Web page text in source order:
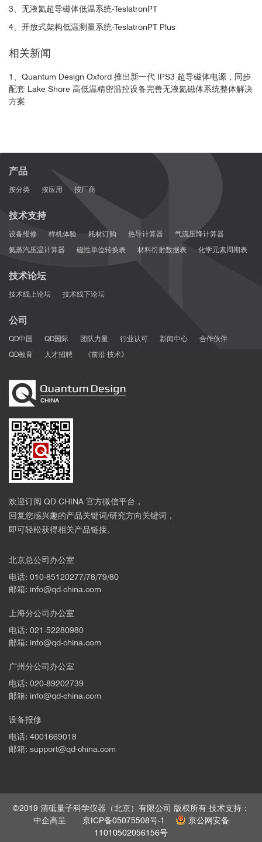
19. Kim, Minsoo, et al. "Tuning Locality of Pair Coherence in
(2015): 8715.
20. Dufouleur, J., et al. "Weakly-coupled quasi-1D helical modes
Reports 7 (2017): 45276.
21. Yoon, Hojin, et al. "Axion haloscope using an 18 T high
temperature superconducting magnet."Physical Review D 106.9
moment."Physical Review A 83.5 (2011): 052122.
3、无液氦超导磁体低温系统-TeslatronPT
4、开放式架构低温测量系统-TeslatronPT Plus
相关新闻
1、Quantum Design Oxford 推出新一代 IPS3 超导磁体电源，同步
配套 Lake Shore 高低温精密温控设备完善无液氦磁体系统整体解决
方案
产品
按分类 按应用 按厂商
技术支持
设备维修 样机体验 耗材订购 热导计算器
气流压降计算器
氦蒸汽压温计算器
磁性单位转换表 材料衍射数据表 化学元素周期表
技术论坛
技术线上论坛 技术线下论坛
公司
QD中国 QD国际 团队力量 行业认可 新闻中心
合作伙伴
QD教育
人才招聘 《前沿·技术》
欢迎订阅 QD CHINA 官方微信平台，
回复您感兴趣的产品关键词/研究方向关键词，
即可轻松获得相关产品链接。
北京总公司办公室
电话: 010-85120277/78/79/80
邮箱: info@qd-china.com
上海分公司办公室
电话: 021-52280980
邮箱: info@qd-china.com
广州分公司办公室
电话: 020-89202739
邮箱: info@qd-china.com
设备报修
电话: 4001669018
邮箱: support@qd-china.com
©2019 清砥量子科学仪器（北京）有限公司 版权所有 技术支持：
中企高呈 京ICP备05075508号-1
京公网安备
11010502056156号